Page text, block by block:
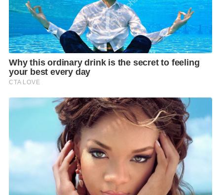
ข้าม เพราะอาจเป็นสัญญาณของความผิดปกติใน
กระเพาะอาหารที่ต้องได้รับการตรวจประเมินอย่าง
เหมาะสม การตรวจตั้งแต่ระยะเริ่มต้นช่วยให้แพทย์
ค้นหาสาเหตุ วางแผนการรักษา และลดความเสี่ยงของ
ภาวะแทรกซ้อนในระยะยาวได้
แนวทางการรักษาและการติดตามผล
แนวทางการรักษาหลักคือการใช้ยา โดยมีเป้าหมายเพื่อ
กำจัดเชื้อ ลดการอักเสบของเยื่อบุกระเพาะอาหาร และ
ลดความเสี่ยงของภาวะแทรกซ้อนที่อาจเกิดขึ้น เช่น แผล
ในกระเพาะอาหาร แผลในลำไส้เล็กส่วนต้น หรือมะเร็ง
กระเพาะอาหาร
โดยทั่วไป การรักษามักใช้ยาหลายชนิดร่วมกัน เช่น ยา
ปฏิชีวนะเพื่อกำจัดเชื้อ ร่วมกับยาที่ช่วยลดการหลั่งกรด